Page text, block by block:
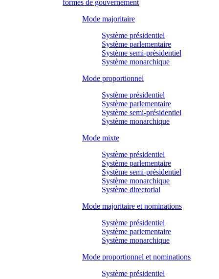
formes de gouvernement
Mode majoritaire
Système présidentiel
Système parlementaire
Système semi-présidentiel
Système monarchique
Mode proportionnel
Système présidentiel
Système parlementaire
Système semi-présidentiel
Système monarchique
Mode mixte
Système présidentiel
Système parlementaire
Système semi-présidentiel
Système monarchique
Système directorial
Mode majoritaire et nominations
Système présidentiel
Système parlementaire
Système monarchique
Mode proportionnel et nominations
Système présidentiel